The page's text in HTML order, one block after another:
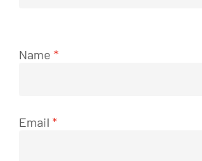
Name *
Email *